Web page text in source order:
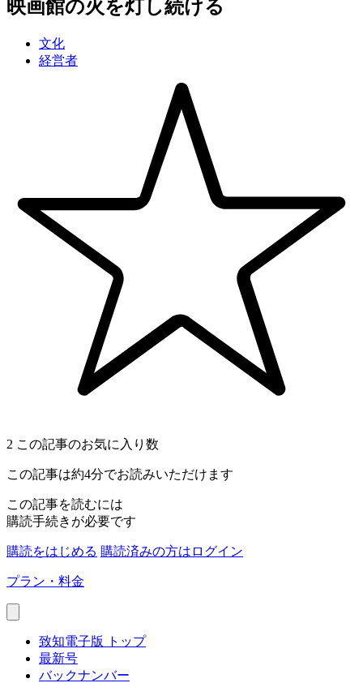
映画館の火を灯し続ける
文化
経営者
2 この記事のお気に入り数
この記事は約4分でお読みいただけます
この記事を読むには
購読手続きが必要です
購読をはじめる 購読済みの方はログイン
プラン・料金
致知電子版 トップ
最新号
バックナンバー